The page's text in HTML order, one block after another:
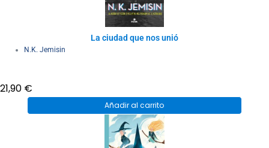
La ciudad que nos unió
N.K. Jemisin
21,90 €
Añadir al carrito